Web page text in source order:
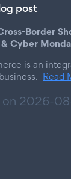
post
Border
Cyber
is an
Read
2026-